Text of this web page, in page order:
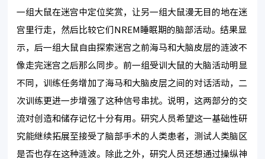
一组大鼠在迷宫中定位奖赏，让另一组大鼠漫无目的地在迷
宫里行走，然后比较它们NREM睡眠期的脑部活动。结果显
示，后一组大鼠自由探索迷宫之前海马和大脑皮层的涟波不
像走完迷宫之后那么同步。前一组受训大鼠的大脑活动明显
不同，训练任务增加了海马和大脑皮层之间的对话活动，二
次训练更进一步增强了这种信号串扰。说明，这两部分的交
流对创造和储存记忆十分有用。研究人员希望这一基础性研
究能继续拓展至接受了脑部手术的人类患者，测试人类脑区
是否也存在这种涟波。除此之外，研究人员还想通过操纵神